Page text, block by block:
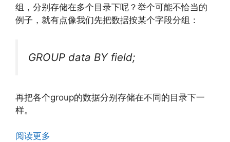
组，分别存储在多个目录下呢？举个可能不恰当的
例子，就有点像我们先把数据按某个字段分组：
GROUP data BY field;
再把各个group的数据分别存储在不同的目录下一
样。
阅读更多